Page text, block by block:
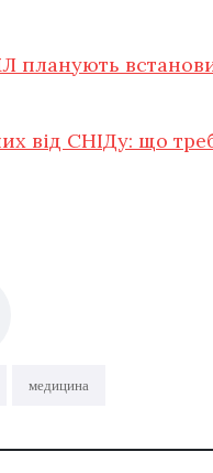
планують
від СНІДу: що
медицина